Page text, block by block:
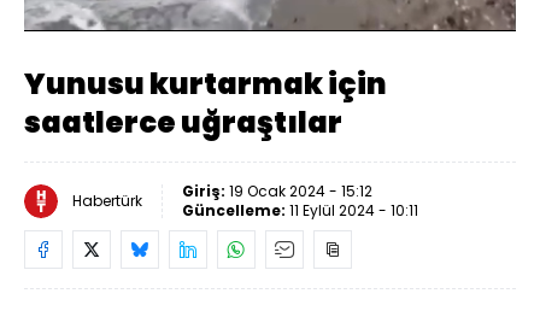
Sesi
Aç
Oynatma
Hızı
Yunusu kurtarmak için
saatlerce uğraştılar
Habertürk Giriş: 19 Ocak 2024 - 15:12
Güncelleme: 11 Eylül 2024 - 10:11